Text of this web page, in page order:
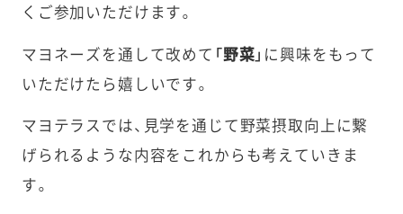
くご参加いただけます。
マヨネーズを通して改めて 「野菜」 に興味をもって
いただけたら嬉しいです。
マヨテラスでは、見学を通じて野菜摂取向上に繋
げられるような内容をこれからも考えていきま
す。